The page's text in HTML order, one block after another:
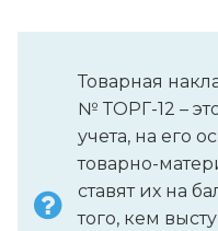
Товарная
№ ТОРГ-12 –
учета, на его
товарно-
ставят их на
того, кем